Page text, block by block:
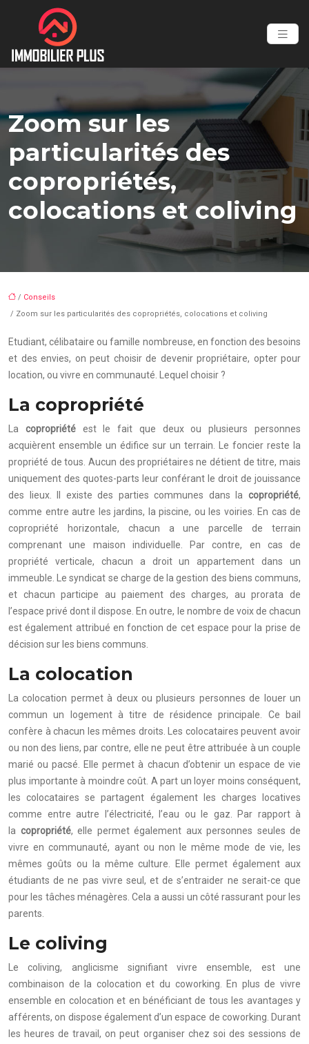
Zoom sur les
particularités des
copropriétés,
colocations et coliving
/ Conseils
/ Zoom sur les particularités des copropriétés, colocations et coliving
Etudiant, célibataire ou famille nombreuse, en fonction des besoins
et des envies, on peut choisir de devenir propriétaire, opter pour
location, ou vivre en communauté. Lequel choisir ?
La copropriété
La copropriétéest le fait que deux ou plusieurs personnes
acquièrent ensemble un édifice sur un terrain. Le foncier reste la
propriété de tous. Aucun des propriétaires ne détient de titre, mais
uniquement des quotes-parts leur conférant le droit de jouissance
des lieux. Il existe des parties communes dans la copropriété,
comme entre autre les jardins, la piscine, ou les voiries. En cas de
copropriété horizontale, chacun a une parcelle de terrain
comprenant une maison individuelle. Par contre, en cas de
propriété verticale, chacun a droit un appartement dans un
immeuble. Le syndicat se charge de la gestion des biens communs,
et chacun participe au paiement des charges, au prorata de
l’espace privé dont il dispose. En outre, le nombre de voix de chacun
est également attribué en fonction de cet espace pour la prise de
décision sur les biens communs.
La colocation
La colocation permet à deux ou plusieurs personnes de louer un
commun un logement à titre de résidence principale. Ce bail
confère à chacun les mêmes droits. Les colocataires peuvent avoir
ou non des liens, par contre, elle ne peut être attribuée à un couple
marié ou pacsé. Elle permet à chacun d’obtenir un espace de vie
plus importante à moindre coût. A part un loyer moins conséquent,
les colocataires se partagent également les charges locatives
comme entre autre l’électricité, l’eau ou le gaz. Par rapport à
la copropriété, elle permet également aux personnes seules de
vivre en communauté, ayant ou non le même mode de vie, les
mêmes goûts ou la même culture. Elle permet également aux
étudiants de ne pas vivre seul, et de s’entraider ne serait-ce que
pour les tâches ménagères. Cela a aussi un côté rassurant pour les
parents.
Le coliving
Le coliving, anglicisme signifiant vivre ensemble, est une
combinaison de la colocation et du coworking. En plus de vivre
ensemble en colocation et en bénéficiant de tous les avantages y
afférents, on dispose également d’un espace de coworking. Durant
les heures de travail, on peut organiser chez soi des sessions de